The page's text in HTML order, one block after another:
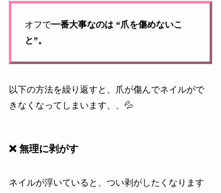
オフで一番大事なのは “爪を傷めないこ
と”。
以下の方法を繰り返すと、爪が傷んでネイルがで
きなくなってしまいます、、💦
❌ 無理に剥がす
ネイルが浮いていると、つい剥がしたくなります